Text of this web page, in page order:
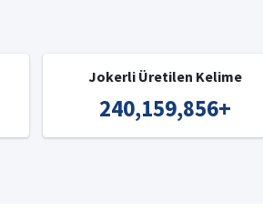
Jokerli Üretilen Kelime
240,159,856+